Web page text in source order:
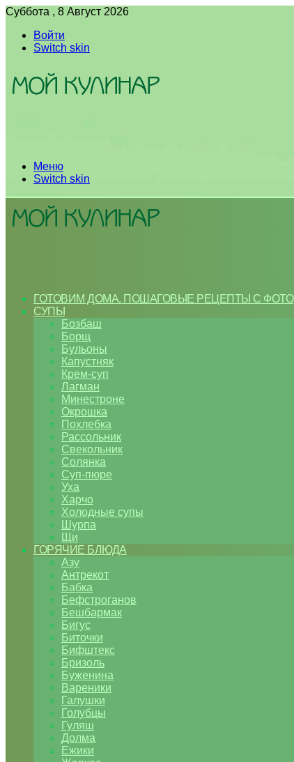
Суббота , 8 Август 2026
Войти
Switch skin
Меню
Switch skin
ГОТОВИМ ДОМА. ПОШАГОВЫЕ РЕЦЕПТЫ С ФОТО
СУПЫ
Бозбаш
Борщ
Бульоны
Капустняк
Крем-суп
Лагман
Минестроне
Окрошка
Похлебка
Рассольник
Свекольник
Солянка
Суп-пюре
Уха
Харчо
Холодные супы
Шурпа
Щи
ГОРЯЧИЕ БЛЮДА
Азу
Антрекот
Бабка
Бефстроганов
Бешбармак
Бигус
Биточки
Бифштекс
Бризоль
Буженина
Вареники
Галушки
Голубцы
Гуляш
Долма
Ежики